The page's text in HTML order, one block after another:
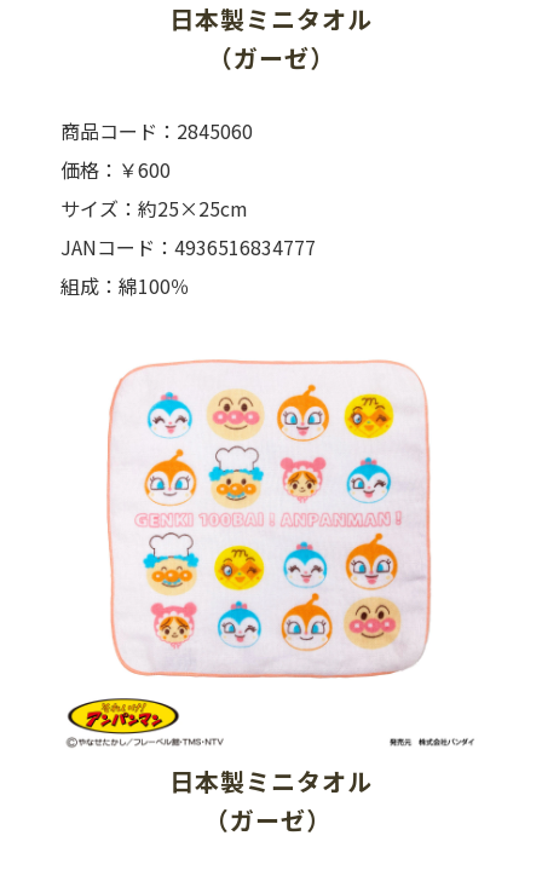
日本製ミニタオル
（ガーゼ）
商品コード：2845060
価格：￥600
サイズ：約25×25cm
JANコード：4936516834777
組成：綿100％
日本製ミニタオル
（ガーゼ）